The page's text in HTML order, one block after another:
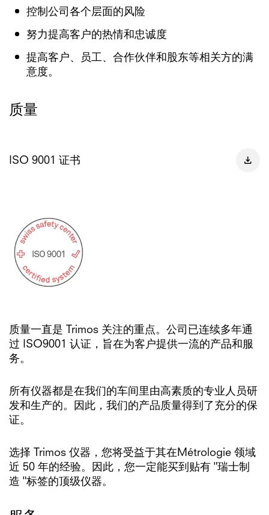
控制公司各个层面的风险
努力提高客户的热情和忠诚度
提高客户、员工、合作伙伴和股东等相关方的满
意度。
质量
ISO 9001 证书
质量一直是 Trimos 关注的重点。公司已连续多年通
过 ISO9001 认证，旨在为客户提供一流的产品和服
务。
所有仪器都是在我们的车间里由高素质的专业人员研
发和生产的。因此，我们的产品质量得到了充分的保
证。
选择 Trimos 仪器，您将受益于其在Métrologie 领域
近 50 年的经验。因此，您一定能买到贴有 "瑞士制
造 "标签的顶级仪器。